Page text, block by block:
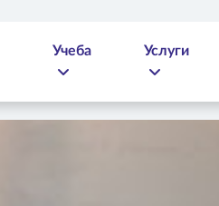
Учеба Услуги